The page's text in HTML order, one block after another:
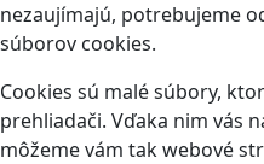
nezaujímajú, potrebujeme
súborov cookies.
Cookies sú malé súbory,
prehliadači. Vďaka nim vás
môžeme vám tak webové